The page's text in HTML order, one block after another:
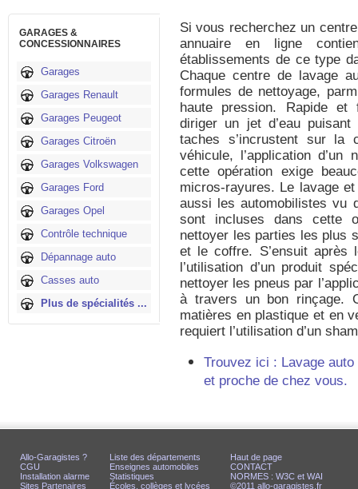
GARAGES &
CONCESSIONNAIRES
Garages
Garages Renault
Garages Peugeot
Garages Citroën
Garages Volkswagen
Garages Ford
Garages Opel
Contrôle technique
Dépannage auto
Casses auto
Plus de spécialités ...
Si vous recherchez un
annuaire en ligne
établissements de ce type
Chaque centre de lavage
formules de nettoyage,
haute pression. Rapide
diriger un jet d’eau
taches s’incrustent sur la
véhicule, l’application d’un
cette opération exige
micros-rayures. Le lavage
aussi les automobilistes vu
sont incluses dans cette
nettoyer les parties les plus
et le coffre. S’ensuit après
l’utilisation d’un produit
nettoyer les pneus par
à travers un bon rinçage.
matières en plastique et en
requiert l’utilisation d’un
Trouvez ici : Lavage
et proche de chez vous.
Allo-Garagistes ?
CGU
Installation alarme
Sites Partenaires
Liste des départements
Enseignes automobiles
Statistiques
Écoles, collèges et lycées
Haut de page
CONTACT
NORMES : W3C et WAI
©2011 allo-garagistes.fr